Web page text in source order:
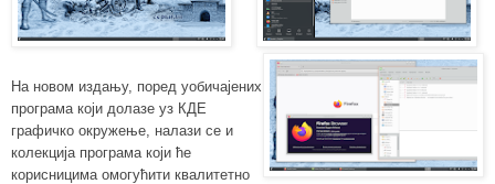
На новом издању, поред уобичајених
програма који долазе уз КДЕ
графичко окружење, налази се и
колекција програма који ће
корисницима омогућити квалитетно